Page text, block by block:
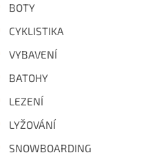
BOTY
CYKLISTIKA
VYBAVENÍ
BATOHY
LEZENÍ
LYŽOVÁNÍ
SNOWBOARDING